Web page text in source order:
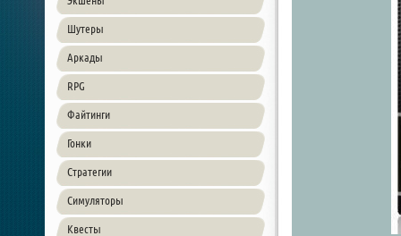
Шутеры
Аркады
RPG
Файтинги
Гонки
Стратегии
Симуляторы
Квесты